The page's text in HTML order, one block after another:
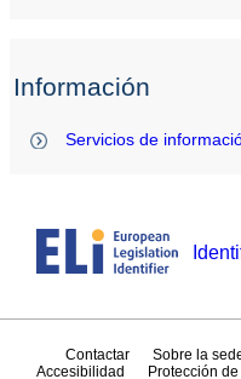
Información
Servicios de
Contactar Sobre la
Accesibilidad
Protección